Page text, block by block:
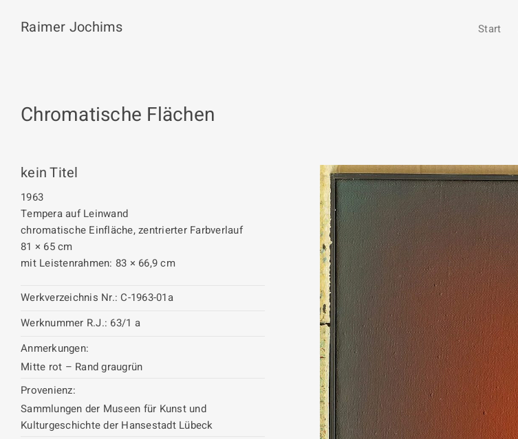
Raimer Jochims Start
Chromatische Flächen
kein Titel
1963
Tempera auf Leinwand
chromatische Einfläche, zentrierter Farbverlauf
81 × 65 cm
mit Leistenrahmen: 83 × 66,9 cm
Werkverzeichnis Nr.: C-1963-01a
Werknummer R.J.: 63/1 a
Anmerkungen:
Mitte rot – Rand graugrün
Provenienz:
Sammlungen der Museen für Kunst und
Kulturgeschichte der Hansestadt Lübeck